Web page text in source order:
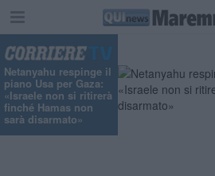
Netanyahu respinge il
piano Usa per Gaza:
«Israele non si ritirerà
finché Hamas non
sarà disarmato»